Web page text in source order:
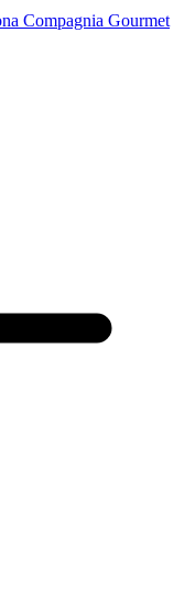
Compagnia Gourmet